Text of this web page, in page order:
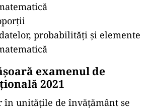
probabilități și elemente
examenul de
2021
în unitățile de învățământ se